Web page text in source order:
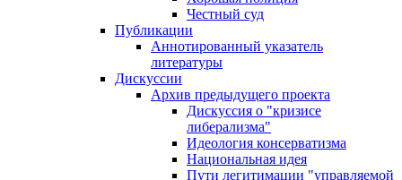
Честный суд
Публикации
Аннотированный указатель
литературы
Дискуссии
Архив предыдущего проекта
Дискуссия о "кризисе
либерализма"
Идеология консерватизма
Национальная идея
Пути легитимации "управляемой